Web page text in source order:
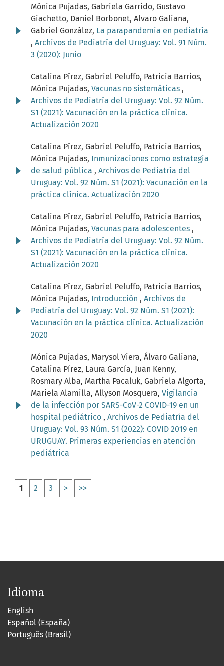
Mónica Pujadas, Gabriela Garrido, Gustavo
Giachetto, Daniel Borbonet, Alvaro Galiana,
Gabriel González, La parapandemia en pediatría
, Archivos de Pediatría del Uruguay: Vol. 91 Núm.
3 (2020): Junio
Catalina Pírez, Gabriel Peluffo, Patricia Barrios,
Mónica Pujadas, Vacunas no sistemáticas ,
Archivos de Pediatría del Uruguay: Vol. 92 Núm.
S1 (2021): Vacunación en la práctica clínica.
Actualización 2020
Catalina Pírez, Gabriel Peluffo, Patricia Barrios,
Mónica Pujadas, Inmunizaciones como estrategia
de salud pública , Archivos de Pediatría del
Uruguay: Vol. 92 Núm. S1 (2021): Vacunación en la
práctica clínica. Actualización 2020
Catalina Pírez, Gabriel Peluffo, Patricia Barrios,
Mónica Pujadas, Vacunas para adolescentes ,
Archivos de Pediatría del Uruguay: Vol. 92 Núm.
S1 (2021): Vacunación en la práctica clínica.
Actualización 2020
Catalina Pírez, Gabriel Peluffo, Patricia Barrios,
Mónica Pujadas, Introducción , Archivos de
Pediatría del Uruguay: Vol. 92 Núm. S1 (2021):
Vacunación en la práctica clínica. Actualización
2020
Mónica Pujadas, Marysol Viera, Álvaro Galiana,
Catalina Pírez, Laura García, Juan Kenny,
Rosmary Alba, Martha Pacaluk, Gabriela Algorta,
Mariela Alamilla, Allyson Mosquera, Vigilancia
de la infección por SARS-CoV-2 COVID-19 en un
hospital pediátrico , Archivos de Pediatría del
Uruguay: Vol. 93 Núm. S1 (2022): COVID 2019 en
URUGUAY. Primeras experiencias en atención
pediátrica
1 2 3 > >>
Idioma
English
Español (España)
Português (Brasil)